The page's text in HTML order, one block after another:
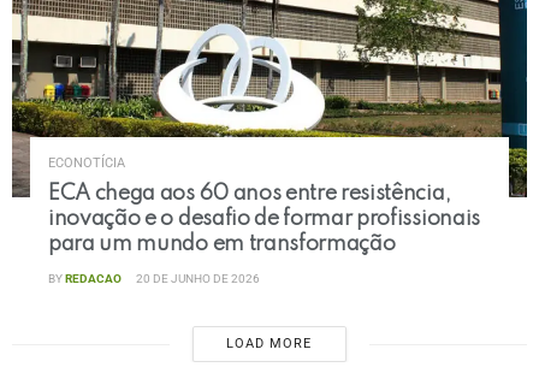
ECONOTÍCIA
ECA chega aos 60 anos entre resistência,
inovação e o desafio de formar profissionais
para um mundo em transformação
BYREDACAO 20 DE JUNHO DE 2026
LOAD MORE